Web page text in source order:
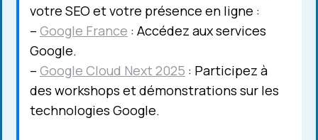
votre SEO et votre présence en ligne :
– Google France : Accédez aux services
Google.
– Google Cloud Next 2025 : Participez à
des workshops et démonstrations sur les
technologies Google.